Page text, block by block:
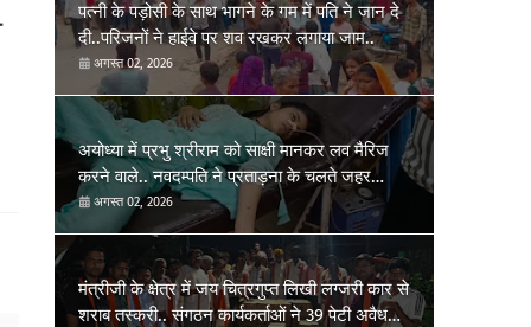
पत्नी के पड़ोसी के साथ भागने के गम में पति ने जान दे
दी..परिजनों ने हाईवे पर शव रखकर लगाया जाम..
अगस्त 02, 2026
अयोध्या में प्रभु श्रीराम को साक्षी मानकर लव मैरिज
करने वाले.. नवदम्पति ने प्रताड़ना के चलते जहर
खाकर जान देने की कोशिश की..
अगस्त 02, 2026
मंत्रीजी के क्षेत्र में जय चित्रगुप्त लिखी लग्जरी कार से
शराब तस्करी.. संगठन कार्यकर्ताओं ने 39 पेटी अवैध